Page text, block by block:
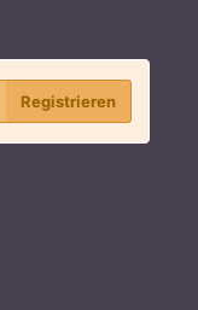
Registrieren